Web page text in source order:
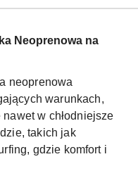
Neoprenowa na
neoprenowa
warunkach,
w chłodniejsze
takich jak
gdzie komfort i